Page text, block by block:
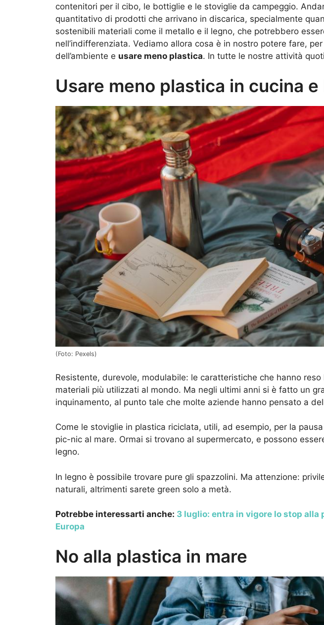
contenitori per il cibo, le bottiglie e le stoviglie da campeggio.
quantitativo di prodotti che arrivano in discarica, specialmente
sostenibili materiali come il metallo e il legno, che potrebbero
nell’indifferenziata. Vediamo allora cosa è in nostro potere fare,
dell’ambiente e usare meno plastica. In tutte le nostre attività
Usare meno plastica in cucina e
(Foto: Pexels)
Resistente, durevole, modulabile: le caratteristiche che hanno
materiali più utilizzati al mondo. Ma negli ultimi anni si è fatto un
inquinamento, al punto tale che molte aziende hanno pensato a
Come le stoviglie in plastica riciclata, utili, ad esempio, per la
pic-nic al mare. Ormai si trovano al supermercato, e possono
legno.
In legno è possibile trovare pure gli spazzolini. Ma attenzione:
naturali, altrimenti sarete green solo a metà.
Potrebbe interessarti anche: 3 luglio: entra in vigore lo stop alla
Europa
No alla plastica in mare